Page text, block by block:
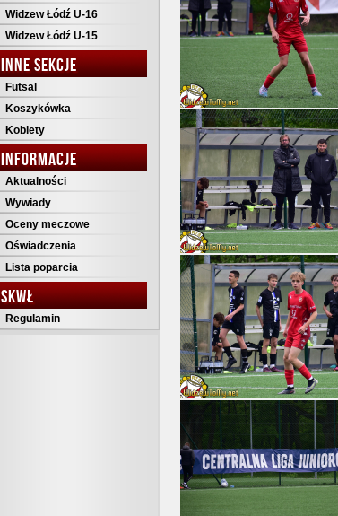
Widzew Łódź U-16
Widzew Łódź U-15
INNE SEKCJE
Futsal
Koszykówka
Kobiety
INFORMACJE
Aktualności
Wywiady
Oceny meczowe
Oświadczenia
Lista poparcia
SKWŁ
Regulamin